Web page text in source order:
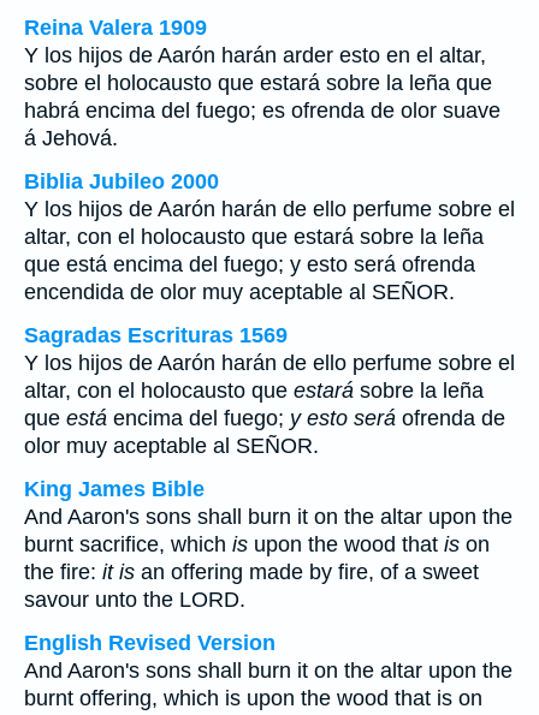
Reina Valera 1909
Y los hijos de Aarón harán arder esto en el altar,
sobre el holocausto que estará sobre la leña que
habrá encima del fuego; es ofrenda de olor suave
á Jehová.
Biblia Jubileo 2000
Y los hijos de Aarón harán de ello perfume sobre el
altar, con el holocausto que estará sobre la leña
que está encima del fuego; y esto será ofrenda
encendida de olor muy aceptable al SEÑOR.
Sagradas Escrituras 1569
Y los hijos de Aarón harán de ello perfume sobre el
altar, con el holocausto que estará sobre la leña
que está encima del fuego; y esto será ofrenda de
olor muy aceptable al SEÑOR.
King James Bible
And Aaron's sons shall burn it on the altar upon the
burnt sacrifice, which is upon the wood that is on
the fire: it is an offering made by fire, of a sweet
savour unto the LORD.
English Revised Version
And Aaron's sons shall burn it on the altar upon the
burnt offering, which is upon the wood that is on